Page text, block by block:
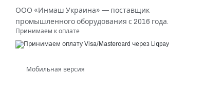
ООО «Инмаш Украина» — поставщик
промышленного оборудования с 2016 года.
Принимаем к оплате
Мобильная версия